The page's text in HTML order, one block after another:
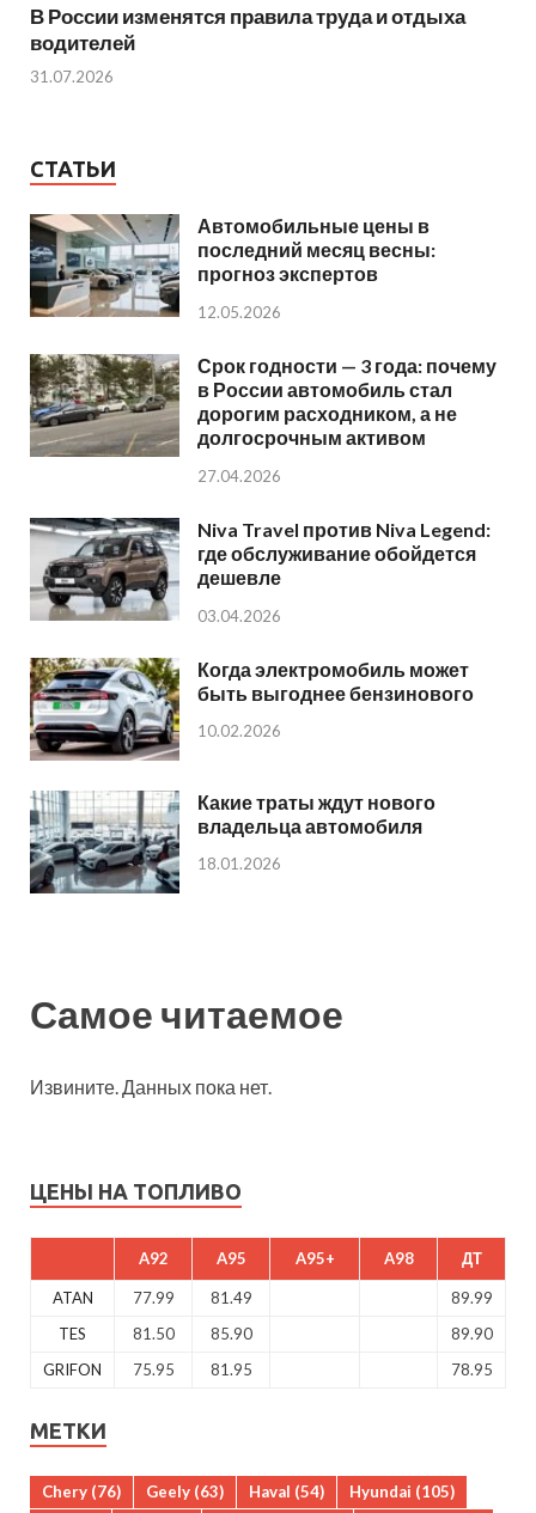
В России изменятся правила труда и отдыха
водителей
31.07.2026
СТАТЬИ
Автомобильные цены в
последний месяц весны:
прогноз экспертов
12.05.2026
Срок годности — 3 года: почему
в России автомобиль стал
дорогим расходником, а не
долгосрочным активом
27.04.2026
Niva Travel против Niva Legend:
где обслуживание обойдется
дешевле
03.04.2026
Когда электромобиль может
быть выгоднее бензинового
10.02.2026
Какие траты ждут нового
владельца автомобиля
18.01.2026
Самое читаемое
Извините. Данных пока нет.
ЦЕНЫ НА ТОПЛИВО
A92 A95 A95+ A98 ДТ
ATAN 77.99 81.49
89.99
TES
81.50 85.90
89.90
GRIFON
75.95 81.95 78.95
МЕТКИ
Chery (76) Geely (63) Haval (54) Hyundai (105)